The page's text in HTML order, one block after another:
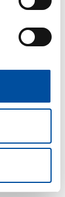
Daten
im
zu
anbieten
zu
zu Ihrer
für
mit